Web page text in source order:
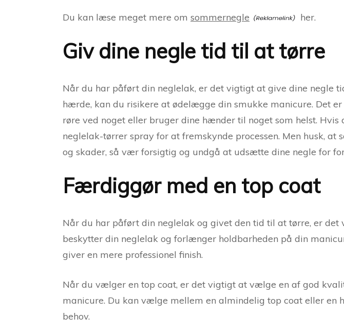
Du kan læse meget mere om sommernegle her.
Giv dine negle tid til at tørre
Når du har påført din neglelak, er det vigtigt at give dine negle
hærde, kan du risikere at ødelægge din smukke manicure. Det
røre ved noget eller bruger dine hænder til noget som helst.
neglelak-tørrer spray for at fremskynde processen. Men husk,
og skader, så vær forsigtig og undgå at udsætte dine negle for
Færdiggør med en top coat
Når du har påført din neglelak og givet den tid til at tørre, er
beskytter din neglelak og forlænger holdbarheden på din
giver en mere professionel finish.
Når du vælger en top coat, er det vigtigt at vælge en af god
manicure. Du kan vælge mellem en almindelig top coat eller
behov.